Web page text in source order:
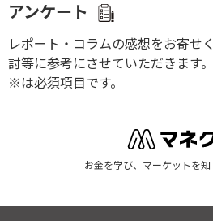
アンケート
レポート・コラムの感想をお寄せ
討等に参考にさせていただきます。
※は必須項目です。
お金を学び、マーケットを知